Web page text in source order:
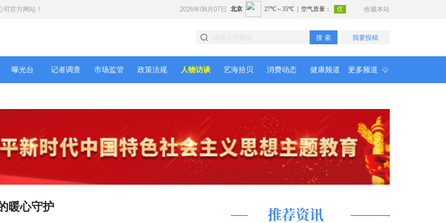
司官方网站！ 2026年08月07日 收藏本站
搜 索 我要投稿
曝光台 记者调查 市场监管 政策法规 人物访谈 艺海拾贝 消费动态 健康频道 更多频道
推荐资讯
暖心守护